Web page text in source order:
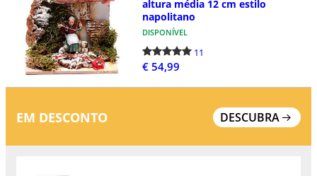
altura média 12 cm estilo
napolitano
DISPONÍVEL
11
€ 54,99
EM DESCONTO DESCUBRA